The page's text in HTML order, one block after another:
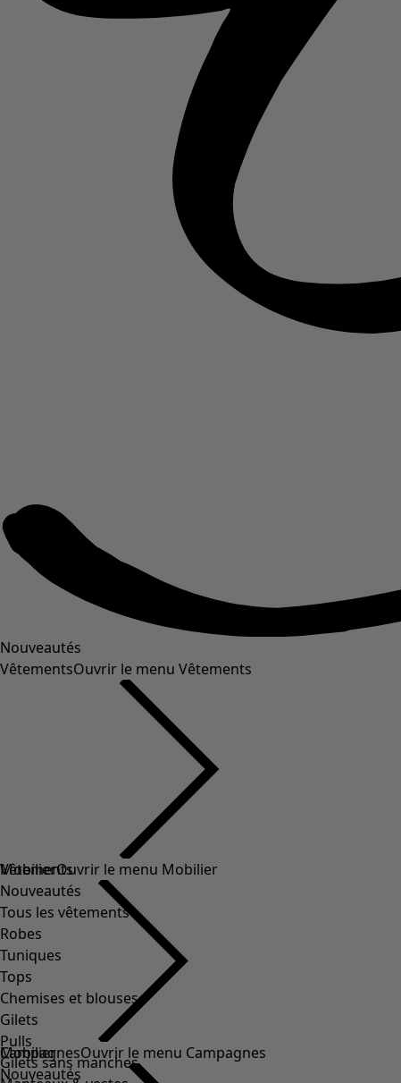
Nouveautés
VêtementsOuvrir le menu Vêtements
Vêtements
Nouveautés
Tous les vêtements
Robes
Tuniques
Tops
Chemises et blouses
Gilets
Pulls
Gilets sans manches
MobilierOuvrir le menu Mobilier
Mobilier
Nouveautés
CampagnesOuvrir le menu Campagnes